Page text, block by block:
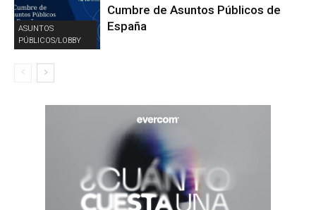
ASUNTOS
PÚBLICOS/LOBBY
Cumbre de Asuntos Públicos de
España